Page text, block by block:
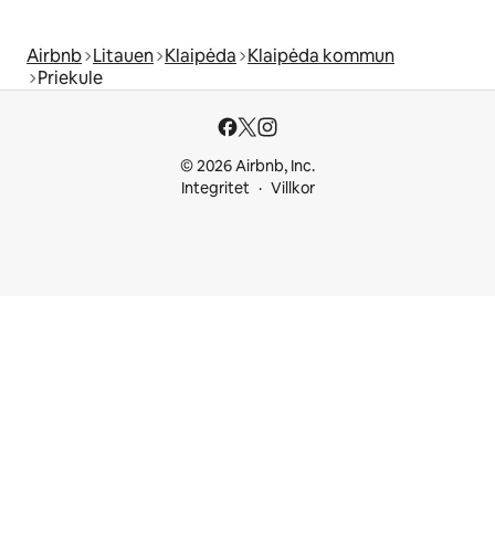
Airbnb Litauen Klaipėda Klaipėda kommun
Priekule
© 2026 Airbnb, Inc.
Integritet
Villkor